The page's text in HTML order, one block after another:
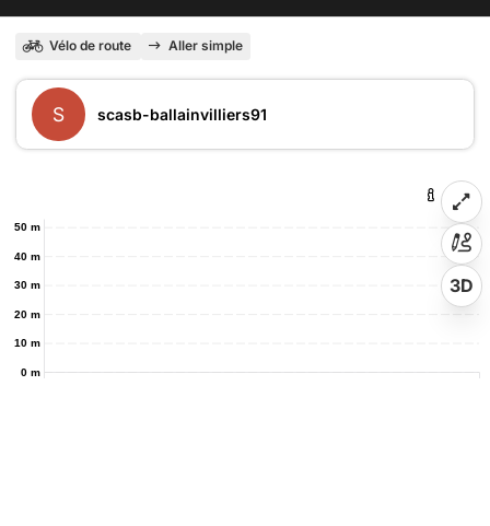
Vélo de route Aller simple
S scasb-ballainvilliers91
0 m
10 m
20 m
30 m
40 m
50 m
3D